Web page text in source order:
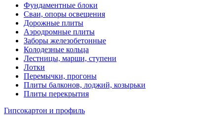
Фундаментные блоки
Сваи, опоры освещения
Дорожные плиты
Аэродромные плиты
Заборы железобетонные
Колодезные кольца
Лестницы, марши, ступени
Лотки
Перемычки, прогоны
Плиты балконов, лоджий, козырьки
Плиты перекрытия
Гипсокартон и профиль